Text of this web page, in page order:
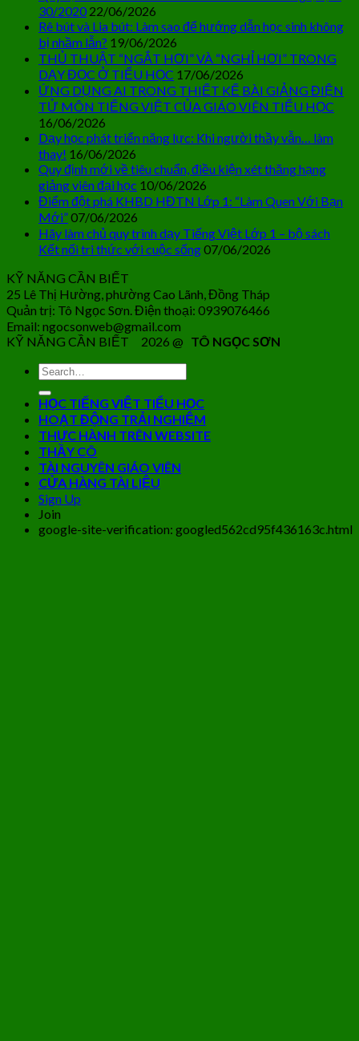
30/2020 22/06/2026
Rê bút và Lia bút: Làm sao để hướng dẫn học sinh không
bị nhầm lẫn? 19/06/2026
THỦ THUẬT “NGẮT HƠI” VÀ “NGHỈ HƠI” TRONG
DẠY ĐỌC Ở TIỂU HỌC 17/06/2026
ỨNG DỤNG AI TRONG THIẾT KẾ BÀI GIẢNG ĐIỆN
TỬ MÔN TIẾNG VIỆT CỦA GIÁO VIÊN TIỂU HỌC
16/06/2026
Dạy học phát triển năng lực: Khi người thầy vẫn… làm
thay! 16/06/2026
Quy định mới về tiêu chuẩn, điều kiện xét thăng hạng
giảng viên đại học 10/06/2026
Điểm đột phá KHBD HĐTN Lớp 1: “Làm Quen Với Bạn
Mới”07/06/2026
Hãy làm chủ quy trình dạy Tiếng Việt Lớp 1 – bộ sách
Kết nối tri thức với cuộc sống07/06/2026
KỸ NĂNG CẦN BIẾT
25 Lê Thị Hường, phường Cao Lãnh, Đồng Tháp
Quản trị: Tô Ngọc Sơn. Điện thoại: 0939076466
Email: ngocsonweb@gmail.com
KỸ NĂNG CẦN BIẾT 2026 @ TÔ NGỌC SƠN
HỌC TIẾNG VIỆT TIỂU HỌC
HOẠT ĐỘNG TRẢI NGHIỆM
THỰC HÀNH TRÊN WEBSITE
THẦY CÔ
TÀI NGUYÊN GIÁO VIÊN
CỬA HÀNG TÀI LIỆU
Sign Up
Join
google-site-verification: googled562cd95f436163c.html